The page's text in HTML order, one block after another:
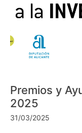
Premios y
2025
31/03/2025